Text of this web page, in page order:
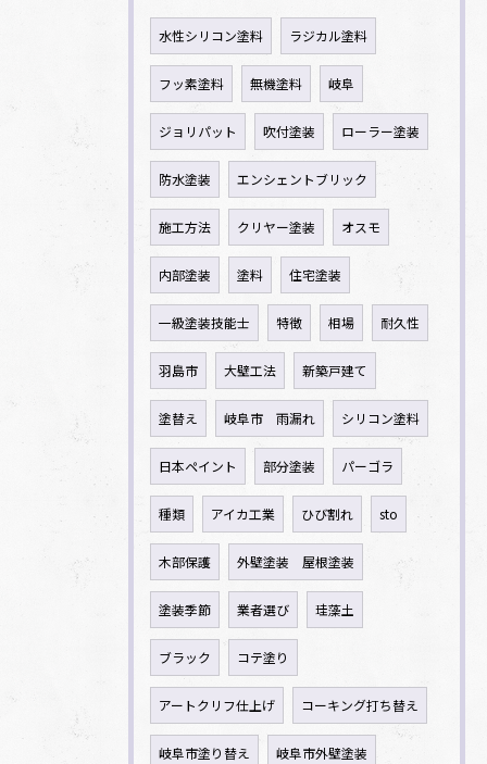
水性シリコン塗料 ラジカル塗料
フッ素塗料 無機塗料 岐阜
ジョリパット 吹付塗装 ローラー塗装
防水塗装 エンシェントブリック
施工方法 クリヤー塗装 オスモ
内部塗装 塗料 住宅塗装
一級塗装技能士 特徴 相場 耐久性
羽島市 大壁工法 新築戸建て
塗替え 岐阜市 雨漏れ シリコン塗料
日本ペイント 部分塗装 パーゴラ
種類 アイカ工業 ひび割れ sto
木部保護 外壁塗装 屋根塗装
塗装季節 業者選び 珪藻土
ブラック コテ塗り
アートクリフ仕上げ コーキング打ち替え
岐阜市塗り替え 岐阜市外壁塗装